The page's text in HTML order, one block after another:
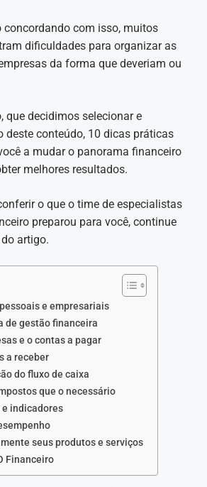
concordando com isso, muitos
dificuldades para organizar as
da forma que deveriam ou
que decidimos selecionar e
deste conteúdo, 10 dicas práticas
a mudar o panorama financeiro
melhores resultados.
o que o time de especialistas
preparou para você, continue
artigo.
e empresariais
de gestão financeira
e o contas a pagar
a receber
do fluxo de caixa
que o necessário
indicadores
seus produtos e serviços
Financeiro